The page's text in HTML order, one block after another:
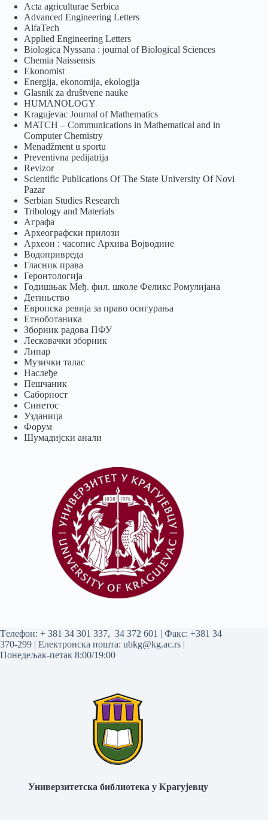
Acta agriculturae Serbica
Advanced Engineering Letters
AlfaTech
Applied Engineering Letters
Biologica Nyssana : journal of Biological Sciences
Chemia Naissensis
Ekonomist
Energija, ekonomija, ekologija
Glasnik za društvene nauke
HUMANOLOGY
Kragujevac Journal of Mathematics
MATCH – Communications in Mathematical and in
Computer Chemistry
Menadžment u sportu
Preventivna pedijatrija
Revizor
Scientific Publications Of The State University Of Novi
Pazar
Serbian Studies Research
Tribology and Materials
Аграфа
Археографски прилози
Археон : часопис Архива Војводине
Водопривреда
Гласник права
Геронтологија
Годишњак Међ. фил. школе Феликс Ромулијана
Детињство
Европска ревија за право осигурања
Eтноботаника
Зборник радова ПФУ
Лесковачки зборник
Липар
Музички талас
Наслеђе
Пешчаник
Саборност
Синетос
Узданица
Форум
Шумадијски анали
Tелефон: + 381 34 301 337, 34 372 601 | Факс: +381 34
370-299 | Електронска пошта: ubkg@kg.ac.rs |
Понедељак-петак 8:00/19:00
Универзитетска библиотека у Крагујевцу